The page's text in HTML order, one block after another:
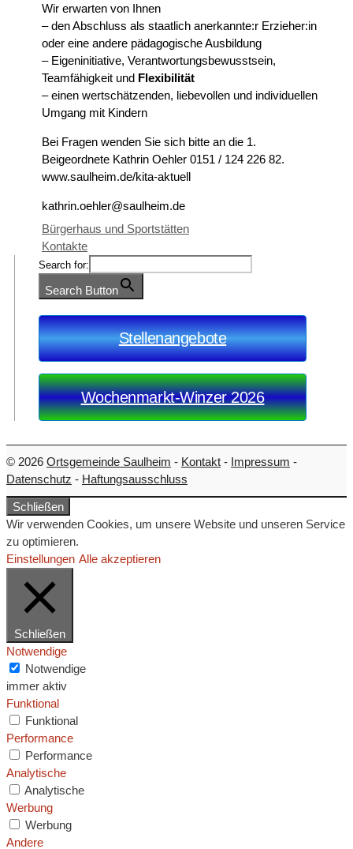
Wir erwarten von Ihnen
– den Abschluss als staatlich anerkannte:r Erzieher:in
oder eine andere pädagogische Ausbildung
– Eigeninitiative, Verantwortungsbewusstsein,
Teamfähigkeit und Flexibilität
– einen wertschätzenden, liebevollen und individuellen
Umgang mit Kindern
Bei Fragen wenden Sie sich bitte an die 1.
Beigeordnete Kathrin Oehler 0151 / 124 226 82.
www.saulheim.de/kita-aktuell
kathrin.oehler@saulheim.de
Bürgerhaus und Sportstätten
Kontakte
Search for:
Search Button
Stellenangebote
Wochenmarkt-Winzer 2026
© 2026 Ortsgemeinde Saulheim - Kontakt - Impressum -
Datenschutz - Haftungsausschluss
Schließen
Wir verwenden Cookies, um unsere Website und unseren Service
zu optimieren.
Einstellungen Alle akzeptieren
Schließen
Notwendige
Notwendige
immer aktiv
Funktional
Funktional
Performance
Performance
Analytische
Analytische
Werbung
Werbung
Andere